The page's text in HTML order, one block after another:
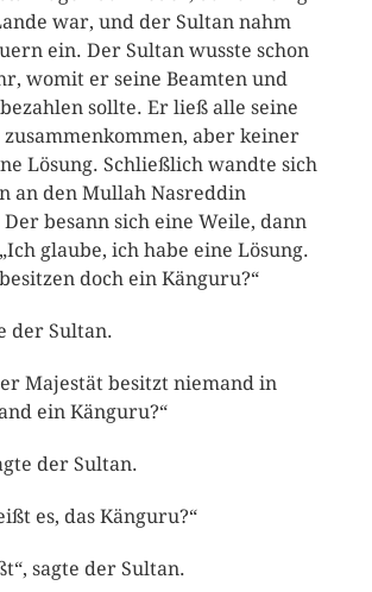
war, und der Sultan nahm
ein. Der Sultan wusste schon
womit er seine Beamten und
sollte. Er ließ alle seine
zusammenkommen, aber keiner
Lösung. Schließlich wandte sich
an den Mullah Nasreddin
Der besann sich eine Weile, dann
glaube, ich habe eine Lösung.
doch ein Känguru?“
der Sultan.
Majestät besitzt niemand in
ein Känguru?“
der Sultan.
es, das Känguru?“
sagte der Sultan.